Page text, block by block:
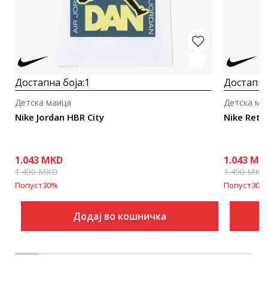
Достапна боја:1
Nike Jordan HBR City
Детска маица
1.043 MKD
1.490MKD
Попуст30%
Додај во кошничка
Nike
Детска
1.043
1.490MKD
Попуст30